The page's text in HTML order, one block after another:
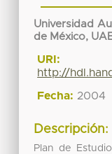
Universidad
de México,
URI:
http://
Fecha: 2004
Descripción:
Plan de